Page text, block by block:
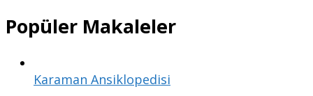
Popüler Makaleler
Karaman Ansiklopedisi